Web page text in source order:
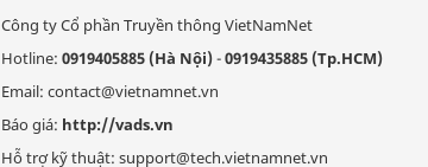
Công ty Cổ phần Truyền thông VietNamNet
Hotline: 0919405885 (Hà Nội)-0919435885 (Tp.HCM)
Email: contact@vietnamnet.vn
Báo giá: http://vads.vn
Hỗ trợ kỹ thuật: support@tech.vietnamnet.vn